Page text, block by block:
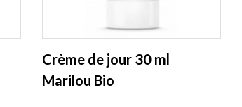
Crème de jour 30 ml
Marilou Bio